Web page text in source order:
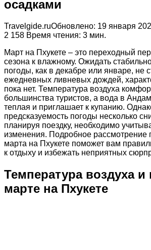
осадками
Travelgide.ruОбновлено: 19 января
2 158 Время чтения: 3 мин.
Март на Пхукете – это переходный
сезона к влажному. Ожидать
погоды, как в декабре или январе, не
ежедневных ливневых дождей,
пока нет. Температура воздуха
большинства туристов, а вода в
теплая и приглашает к купанию.
предсказуемость погоды несколько
планируя поездку, необходимо
изменения. Подробное рассмотрение
марта на Пхукете поможет вам
к отдыху и избежать неприятных
Температура воздуха
марте на Пхукете